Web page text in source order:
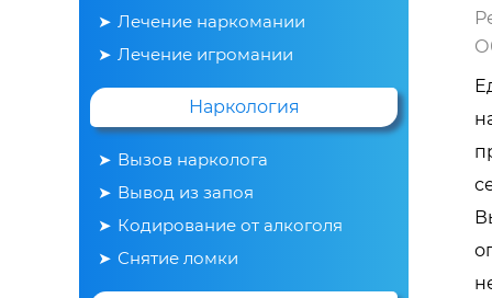
Вывод из запоя
Лечение наркомании
Лечение игромании
Наркология
Вызов нарколога
Вывод из запоя
Кодирование от алкоголя
Снятие ломки